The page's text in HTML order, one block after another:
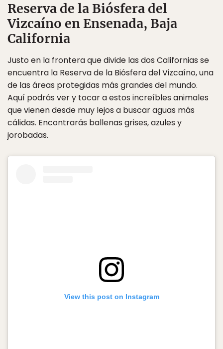
Reserva de la Biósfera del
Vizcaíno en Ensenada, Baja
California
Justo en la frontera que divide las dos Californias se
encuentra la Reserva de la Biósfera del Vizcaíno, una
de las áreas protegidas más grandes del mundo.
Aquí podrás ver y tocar a estos increíbles animales
que vienen desde muy lejos a buscar aguas más
cálidas. Encontrarás ballenas grises, azules y
jorobadas.
View this post on Instagram